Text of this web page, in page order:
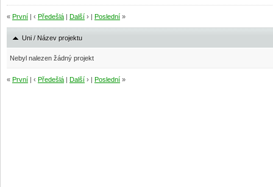
« První | ‹ Předešlá | Další › | Poslední »
Uni / Název projektu
Nebyl nalezen žádný projekt
« První | ‹ Předešlá | Další › | Poslední »